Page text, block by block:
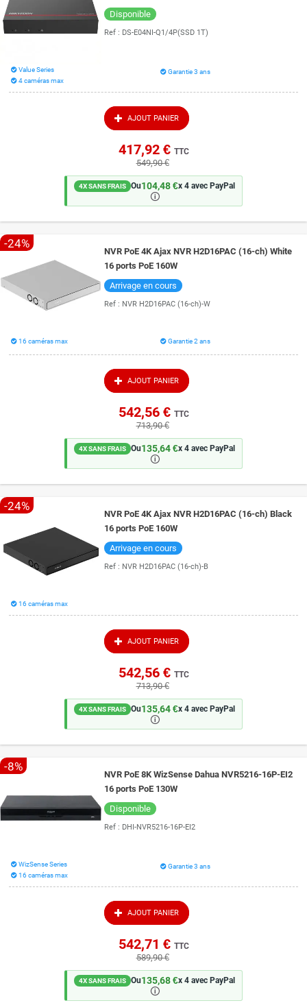
Disponible
Ref : DS-E04NI-Q1/4P(SSD 1T)
Value Series
4 caméras max
Garantie 3 ans
AJOUT PANIER
417,92 € TTC
549,90 €
4X SANS FRAIS Ou104,48 €x 4 avec PayPal
🛈
-24%
NVR PoE 4K Ajax NVR H2D16PAC (16-ch) White
16 ports PoE 160W
Arrivage en cours
Ref : NVR H2D16PAC (16-ch)-W
16 caméras max Garantie 2 ans
AJOUT PANIER
542,56 € TTC
713,90 €
4X SANS FRAIS Ou135,64 €x 4 avec PayPal
🛈
-24%
NVR PoE 4K Ajax NVR H2D16PAC (16-ch) Black
16 ports PoE 160W
Arrivage en cours
Ref : NVR H2D16PAC (16-ch)-B
16 caméras max
AJOUT PANIER
542,56 € TTC
713,90 €
4X SANS FRAIS Ou135,64 €x 4 avec PayPal
🛈
-8%
NVR PoE 8K WizSense Dahua NVR5216-16P-EI2
16 ports PoE 130W
Disponible
Ref : DHI-NVR5216-16P-EI2
WizSense Series
16 caméras max
Garantie 3 ans
AJOUT PANIER
542,71 € TTC
589,90 €
4X SANS FRAIS Ou135,68 €x 4 avec PayPal
🛈